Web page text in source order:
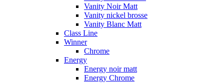
Vanity Noir Matt
Vanity nickel brosse
Vanity Blanc Matt
Class Line
Winner
Chrome
Energy
Energy noir matt
Energy Chrome